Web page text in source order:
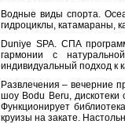
Водные виды спорта.
гидроциклы, катамараны,
Duniye SPA. СПА
гармонии с
индивидуальный подход к
Развлечения – вечерние
шоу Bodu Beru, дискотеки
Функционирует
круизы на закате.